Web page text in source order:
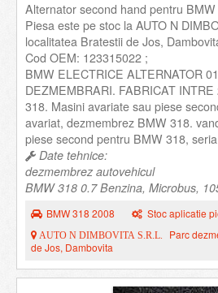
Alternator second hand pentru
Piesa este pe stoc la AUTO N
localitatea Bratestii de Jos,
Cod OEM: 123315022 ;
BMW ELECTRICE ALTERNATOR
DEZMEMBRARI. FABRICAT
318. Masini avariate sau piese
avariat, dezmembrez BMW 318.
piese second pentru BMW 318,
Date tehnice:
dezmembrez autovehicul
BMW 318 0.7 Benzina, Microbus,
BMW 318 2008 Stoc aplicatie
AUTO N DIMBOVITA S.R.L.
Parc
de Jos, Dambovita